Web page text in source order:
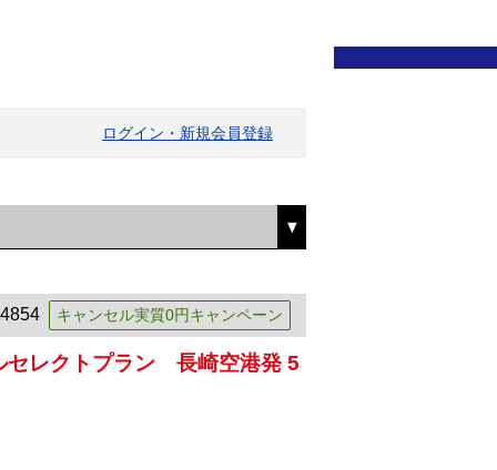
ログイン・新規会員登録
キャンセル実質0円キャンペーン
セレクトプラン 長崎空港発 5